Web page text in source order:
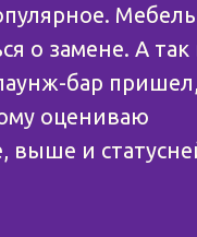
Мебель
о замене. А так
бар пришел,
оцениваю
выше и